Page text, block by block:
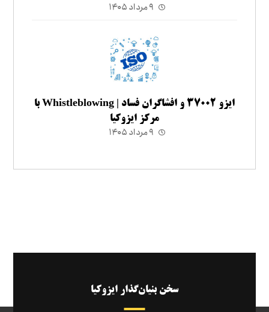
۹ مرداد ۱۴۰۵
ایزو ۳۷۰۰۲ و افشاگران فساد | Whistleblowing با
مرکز ایزوکیا
۹ مرداد ۱۴۰۵
سخن بنیان‌گذار ایزوکیا